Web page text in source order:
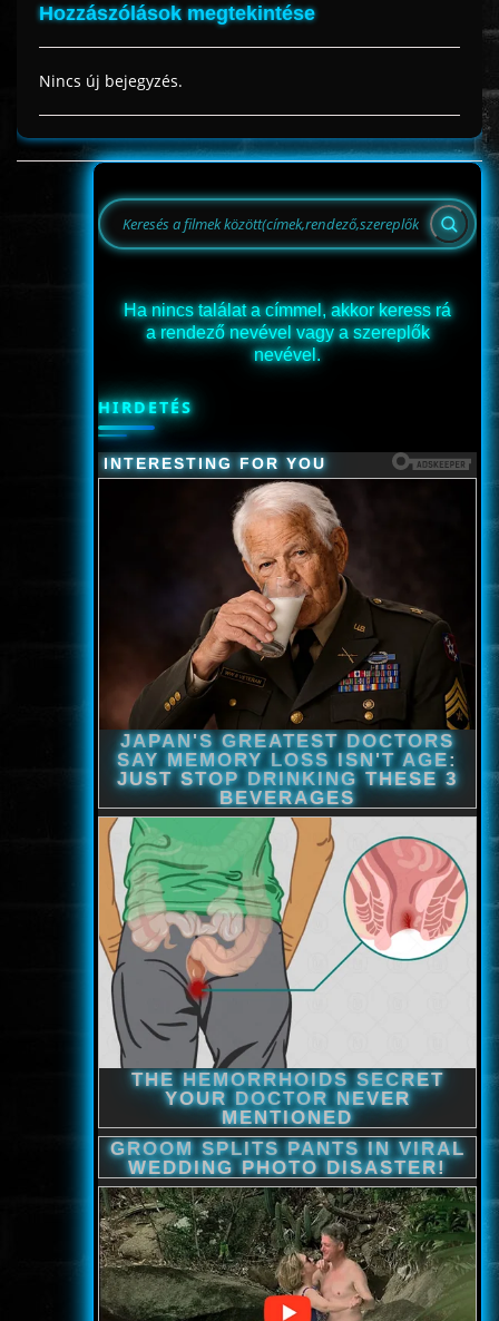
Hozzászólások megtekintése
Nincs új bejegyzés.
Ha nincs találat a címmel, akkor keress rá
a rendező nevével vagy a szereplők
nevével.
HIRDETÉS